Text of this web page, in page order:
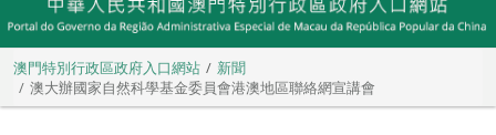
澳門特別行政區政府入口網站
新聞
澳大辦國家自然科學基金委員會港澳地區聯絡網宣講會